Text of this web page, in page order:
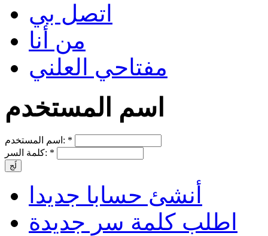
اتصل بي
من أنا
مفتاحي العلني
اسم المستخدم
اسم المستخدم: *
كلمة السر: *
أنشئ حسابا جديدا
اطلب كلمة سر جديدة